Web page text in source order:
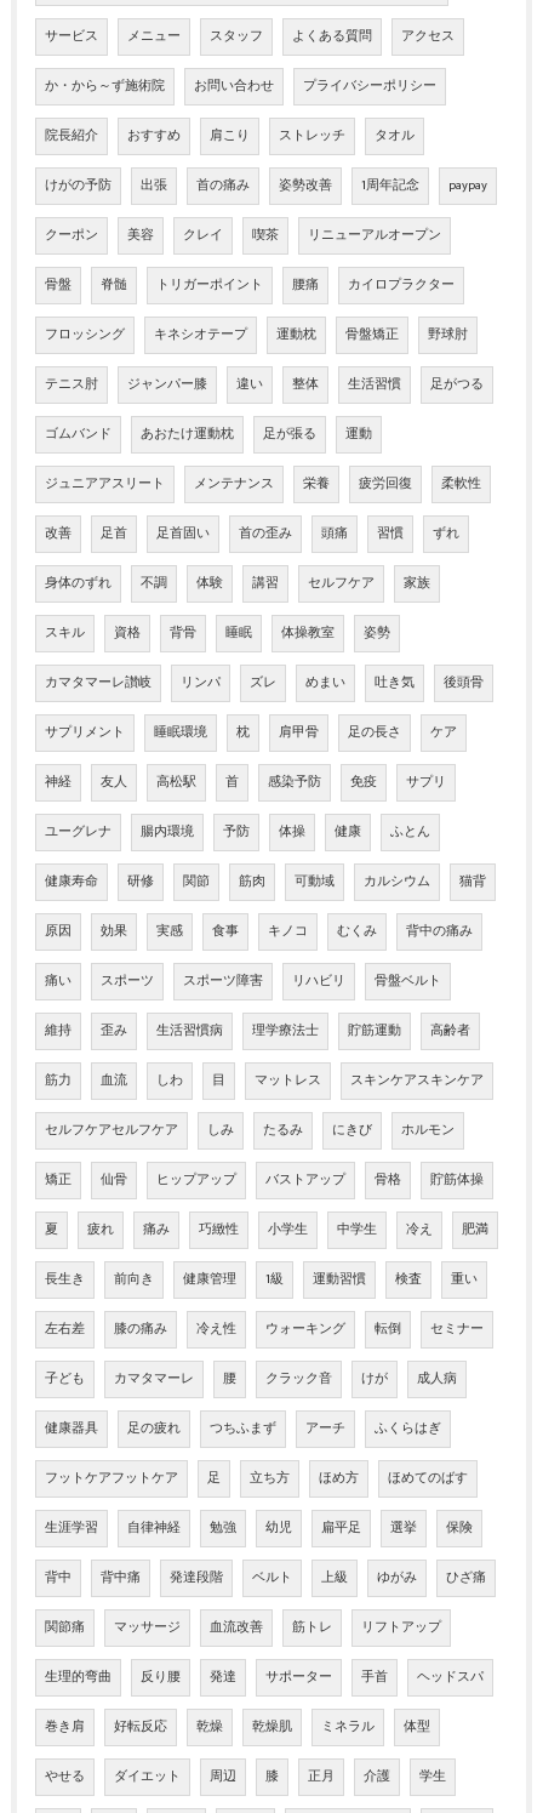
サービス メニュー スタッフ よくある質問 アクセス
か・から～ず施術院 お問い合わせ プライバシーポリシー
院長紹介 おすすめ 肩こり ストレッチ タオル
けがの予防 出張 首の痛み 姿勢改善 1周年記念 paypay
クーポン 美容 クレイ 喫茶 リニューアルオープン
骨盤 脊髄 トリガーポイント 腰痛 カイロプラクター
フロッシング キネシオテープ 運動枕 骨盤矯正 野球肘
テニス肘 ジャンパー膝 違い 整体 生活習慣 足がつる
ゴムバンド あおたけ運動枕 足が張る 運動
ジュニアアスリート メンテナンス 栄養 疲労回復 柔軟性
改善 足首 足首固い 首の歪み 頭痛 習慣 ずれ
身体のずれ 不調 体験 講習 セルフケア 家族
スキル 資格 背骨 睡眠 体操教室 姿勢
カマタマーレ讃岐 リンパ ズレ めまい 吐き気 後頭骨
サプリメント 睡眠環境 枕 肩甲骨 足の長さ ケア
神経 友人 高松駅 首 感染予防 免疫 サプリ
ユーグレナ 腸内環境 予防 体操 健康 ふとん
健康寿命 研修 関節 筋肉 可動域 カルシウム 猫背
原因 効果 実感 食事 キノコ むくみ 背中の痛み
痛い スポーツ スポーツ障害 リハビリ 骨盤ベルト
維持 歪み 生活習慣病 理学療法士 貯筋運動 高齢者
筋力 血流 しわ 目 マットレス スキンケアスキンケア
セルフケアセルフケア しみ たるみ にきび ホルモン
矯正 仙骨 ヒップアップ バストアップ 骨格 貯筋体操
夏 疲れ 痛み 巧緻性 小学生 中学生 冷え 肥満
長生き 前向き 健康管理 1級 運動習慣 検査 重い
左右差 膝の痛み 冷え性 ウォーキング 転倒 セミナー
子ども カマタマーレ 腰 クラック音 けが 成人病
健康器具 足の疲れ つちふまず アーチ ふくらはぎ
フットケアフットケア 足 立ち方 ほめ方 ほめてのばす
生涯学習 自律神経 勉強 幼児 扁平足 選挙 保険
背中 背中痛 発達段階 ベルト 上級 ゆがみ ひざ痛
関節痛 マッサージ 血流改善 筋トレ リフトアップ
生理的弯曲 反り腰 発達 サポーター 手首 ヘッドスパ
巻き肩 好転反応 乾燥 乾燥肌 ミネラル 体型
やせる ダイエット 周辺 膝 正月 介護 学生